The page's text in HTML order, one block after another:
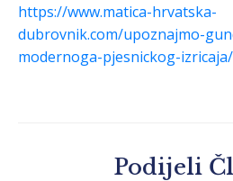
https://www.matica-hrvatska-
dubrovnik.com/upoznajmo-
modernoga-pjesnickog-izricaja/
Podijeli